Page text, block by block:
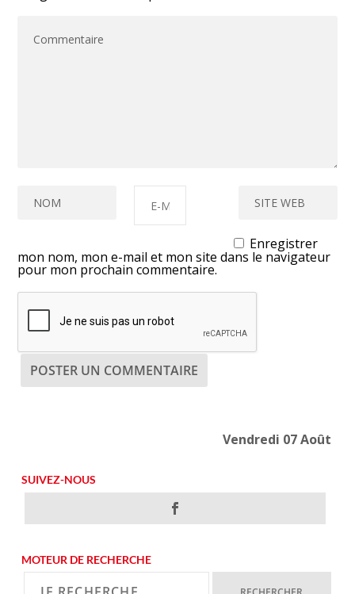
Enregistrer
mon nom, mon e-mail et mon site dans le navigateur
pour mon prochain commentaire.
Vendredi 07 Août
SUIVEZ-NOUS
MOTEUR DE RECHERCHE